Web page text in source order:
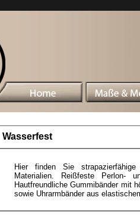
Wasserfest
Hier finden Sie
Materialien. Reißfeste Perlon-
Hautfreundliche Gummibänder mit
sowie Uhrarmbänder aus